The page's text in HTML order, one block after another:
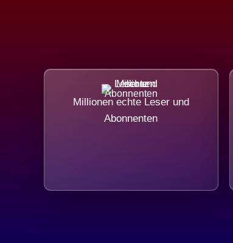
Millionen echte Leser und
Abonnenten